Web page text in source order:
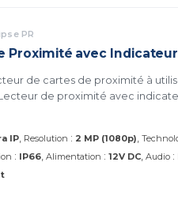
PR
Proximité avec Indicateur
de cartes de proximité à
LED et touches
IP Resolution : 2 MP (1080p)
: IP66 Alimentation : 12V DC Audio :